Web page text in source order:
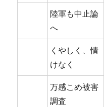
陸軍も中止論
へ
くやしく、情
けなく
万感こめ被害
調査